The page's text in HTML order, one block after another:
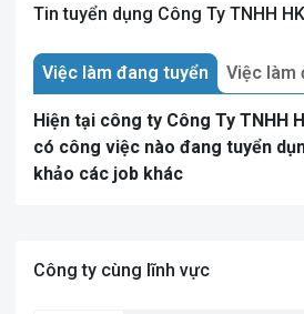
Tin tuyển dụng Công Ty TNHH
Việc làm đang tuyển Việc làm
Hiện tại công ty Công Ty TNHH
có công việc nào đang tuyển
khảo các job khác
Công ty cùng lĩnh vực